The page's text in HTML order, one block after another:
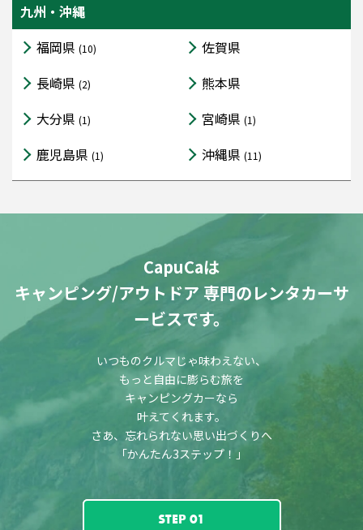
九州・沖縄
福岡県 (10)
佐賀県
長崎県 (2)
熊本県
大分県 (1) 宮崎県 (1)
鹿児島県 (1) 沖縄県 (11)
CapuCaは
キャンピング/アウトドア 専門のレンタカーサ
ービスです。
いつものクルマじゃ味わえない、
もっと自由に膨らむ旅を
キャンピングカーなら
叶えてくれます。
さあ、忘れられない思い出づくりへ
「かんたん3ステップ！」
STEP 01